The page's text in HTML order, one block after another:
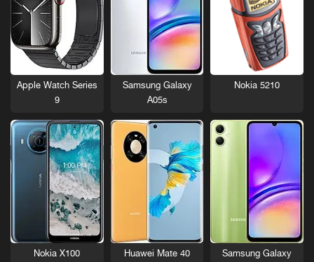
Nokia 5210
Samsung Galaxy
A05s
Apple Watch Series
9
Samsung Galaxy
Huawei Mate 40
Nokia X100